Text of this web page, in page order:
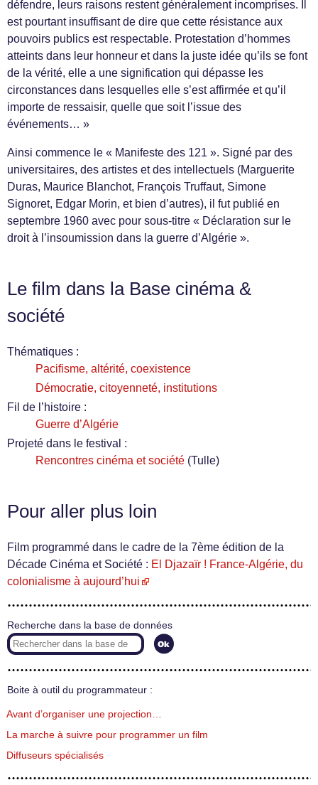
défendre, leurs raisons restent généralement incomprises. Il
est pourtant insuffisant de dire que cette résistance aux
pouvoirs publics est respectable. Protestation d’hommes
atteints dans leur honneur et dans la juste idée qu’ils se font
de la vérité, elle a une signification qui dépasse les
circonstances dans lesquelles elle s’est affirmée et qu’il
importe de ressaisir, quelle que soit l’issue des
événements… »
Ainsi commence le « Manifeste des 121 ». Signé par des
universitaires, des artistes et des intellectuels (Marguerite
Duras, Maurice Blanchot, François Truffaut, Simone
Signoret, Edgar Morin, et bien d’autres), il fut publié en
septembre 1960 avec pour sous-titre « Déclaration sur le
droit à l’insoumission dans la guerre d’Algérie ».
Le film dans la Base cinéma &
société
Thématiques :
Pacifisme, altérité, coexistence
Démocratie, citoyenneté, institutions
Fil de l’histoire :
Guerre d’Algérie
Projeté dans le festival :
Rencontres cinéma et société (Tulle)
Pour aller plus loin
Film programmé dans le cadre de la 7ème édition de la
Décade Cinéma et Société : El Djazaïr ! France-Algérie, du
colonialisme à aujourd’hui
Recherche dans la base de données
Boite à outil du programmateur :
Avant d’organiser une projection…
La marche à suivre pour programmer un film
Diffuseurs spécialisés